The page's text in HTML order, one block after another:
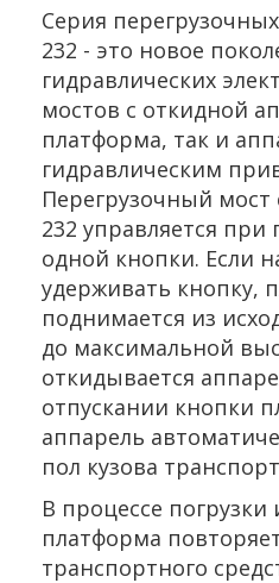
Серия
232 - это новое
гидравлических
мостов с откидной
платформа, так и
гидравлическим
Перегрузочный мост
232 управляется
одной кнопки. Если
удерживать кнопку,
поднимается из
до максимальной
откидывается
отпускании кнопки
аппарель
пол кузова
В процессе погрузки
платформа
транспортного